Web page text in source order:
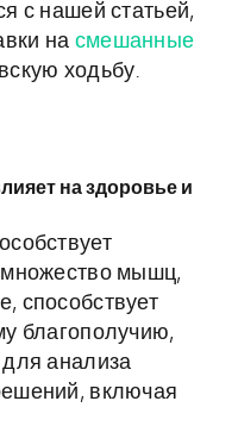
с нашей статьей,
на смешанные
ходьбу.
на здоровье и
множество мышц,
способствует
благополучию,
анализа
включая